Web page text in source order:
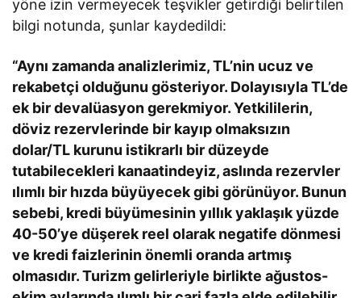
yöne izin vermeyecek teşvikler getirdiği belirtilen
bilgi notunda, şunlar kaydedildi:
“Aynı zamanda analizlerimiz, TL’nin ucuz ve
rekabetçi olduğunu gösteriyor. Dolayısıyla TL’de
ek bir devalüasyon gerekmiyor. Yetkililerin,
döviz rezervlerinde bir kayıp olmaksızın
dolar/TL kurunu istikrarlı bir düzeyde
tutabilecekleri kanaatindeyiz, aslında rezervler
ılımlı bir hızda büyüyecek gibi görünüyor. Bunun
sebebi, kredi büyümesinin yıllık yaklaşık yüzde
40-50’ye düşerek reel olarak negatife dönmesi
ve kredi faizlerinin önemli oranda artmış
olmasıdır. Turizm gelirleriyle birlikte ağustos-